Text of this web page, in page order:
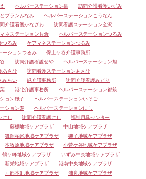
ヘルパーステーション泉
訪問介護看護いずみ
プランみなみ
ヘルパーステーションこうなん
介護看護かなざわ
訪問看護ステーション金沢
ネステーション片倉
ヘルパーステーションつるみ
つるみ
ケアマネステーションつるみ
ーションつるみ
保土ケ谷介護事務所
訪問介護看護せや
ヘルパーステーション旭
あさひ
訪問看護ステーションあさひ
みらい
緑介護事務所
訪問介護看護みどり
港北介護事務所
ヘルパーステーション都筑
ョン磯子
ヘルパーステーションいそご
ション寿
ヘルパーステーションにし
し
訪問介護看護にし
福祉用具センター
藤棚地域ケアプラザ
中山地域ケアプラザ
舞岡柏尾地域ケアプラザ
磯子地域ケアプラザ
本牧原地域ケアプラザ
小菅ケ谷地域ケアプラザ
鶴ケ峰地域ケアプラザ
いずみ中央地域ケアプラザ
新栄地域ケアプラザ
港南中央地域ケアプラザ
戸部本町地域ケアプラザ 浦舟地域ケアプラザ